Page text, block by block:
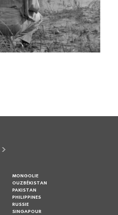
MONGOLIE
OUZBÉKISTAN
PAKISTAN
PHILIPPINES
RUSSIE
SINGAPOUR